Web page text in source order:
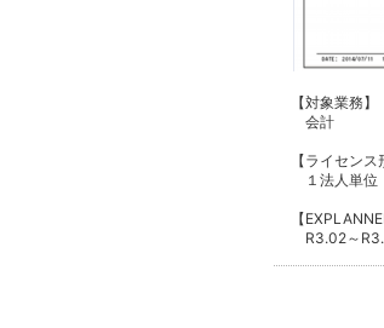
【対象業務】
会計
【ライセンス
１法人単位
【
R3.02～